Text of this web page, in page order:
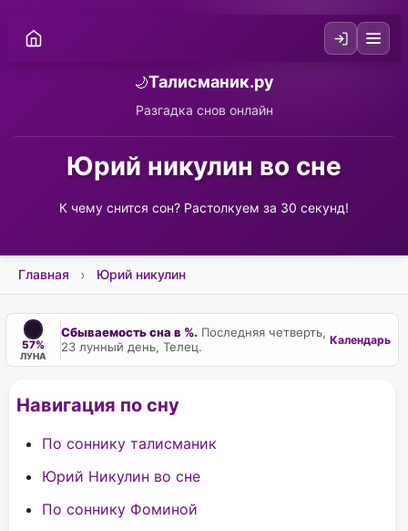
🌙Талисманик.ру
Разгадка снов онлайн
Юрий никулин во сне
К чему снится сон? Растолкуем за 30 секунд!
Главная Юрий никулин
57%
ЛУНА
Сбываемость сна в %. Последняя четверть,
23 лунный день, Телец.
Календарь
Навигация по сну
По соннику талисманик
Юрий Никулин во сне
По соннику Фоминой